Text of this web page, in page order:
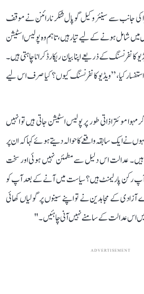
جانب سے سینئر وکیل گوپال شنکر نارائنن نے موقف
میں شامل ہونے کے لیے تیار ہیں، تاہم وہ پولیس اسٹیشن
کے ذریعے اپنا بیان ریکارڈ کرانا چاہتی ہیں۔
کیا، ’’ویڈیو کانفرنسنگ کیوں؟ کیا صرف اس لیے
موئترا ذاتی طور پر پولیس اسٹیشن جاتی ہیں تو انہیں
نے ایک سابقہ واقعے کا حوالہ دیتے ہوئے کہا کہ ان پر
ہیں۔ عدالت اس دلیل سے مطمئن نہیں ہوئی اور سخت
رکن پارلیمنٹ ہیں؟ سیاست میں آنے کے بعد آپ کو
کے مجاہدین نے تو اپنے سینوں پر گولیاں کھائی
اس عدالت کے سامنے نہیں آنی چاہئیں۔"
ADVERTISEMENT